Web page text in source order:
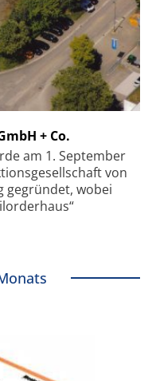
+ Co.
am 1. September
von
gegründet, wobei